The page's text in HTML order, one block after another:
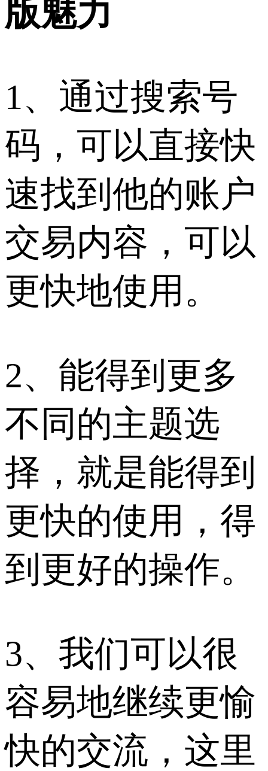
版魅力
1、通过搜索号
码，可以直接快
速找到他的账户
交易内容，可以
更快地使用。
2、能得到更多
不同的主题选
择，就是能得到
更快的使用，得
到更好的操作。
3、我们可以很
容易地继续更愉
快的交流，这里